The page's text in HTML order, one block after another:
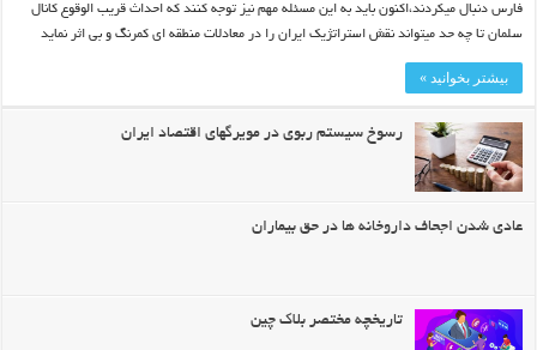
فارس دنبال میکردند،اکنون باید به این مسئله مهم نیز توجه کنند که احداث قریب الوقوع کانال
سلمان تا چه حد میتواند نقش استراتژیک ایران را در معادلات منطقه ای کمرنگ و بی اثر نماید
بیشتر بخوانید »
رسوخ سیستم ربوی در مویرگهای اقتصاد ایران
عادی شدن اجحاف داروخانه ها در حق بیماران
تاریخچه مختصر بلاک چین